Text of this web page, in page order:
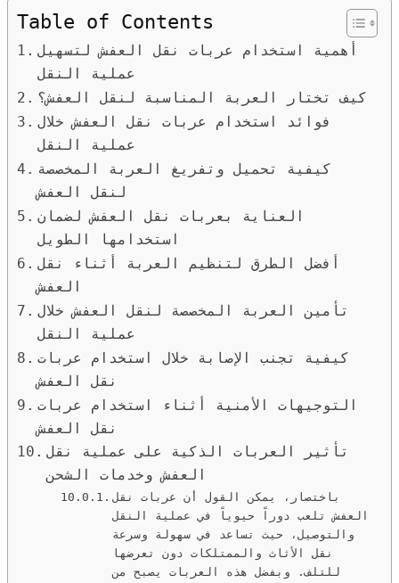
Table of Contents
أهمية استخدام عربات نقل العفش لتسهيل
عملية النقل
كيف تختار العربة المناسبة لنقل العفش؟
فوائد استخدام عربات نقل العفش خلال
عملية النقل
كيفية تحميل وتفريغ العربة المخصصة
لنقل العفش
العناية بعربات نقل العفش لضمان
استخدامها الطويل
أفضل الطرق لتنظيم العربة أثناء نقل
العفش
تأمين العربة المخصصة لنقل العفش خلال
عملية النقل
كيفية تجنب الإصابة خلال استخدام عربات
نقل العفش
التوجيهات الأمنية أثناء استخدام عربات
نقل العفش
تأثير العربات الذكية على عملية نقل
العفش وخدمات الشحن
باختصار، يمكن القول أن عربات نقل
العفش تلعب دوراً حيوياً في عملية النقل
والتوصيل، حيث تساعد في سهولة وسرعة
نقل الأثاث والممتلكات دون تعرضها
للتلف. وبفضل هذه العربات يصبح من